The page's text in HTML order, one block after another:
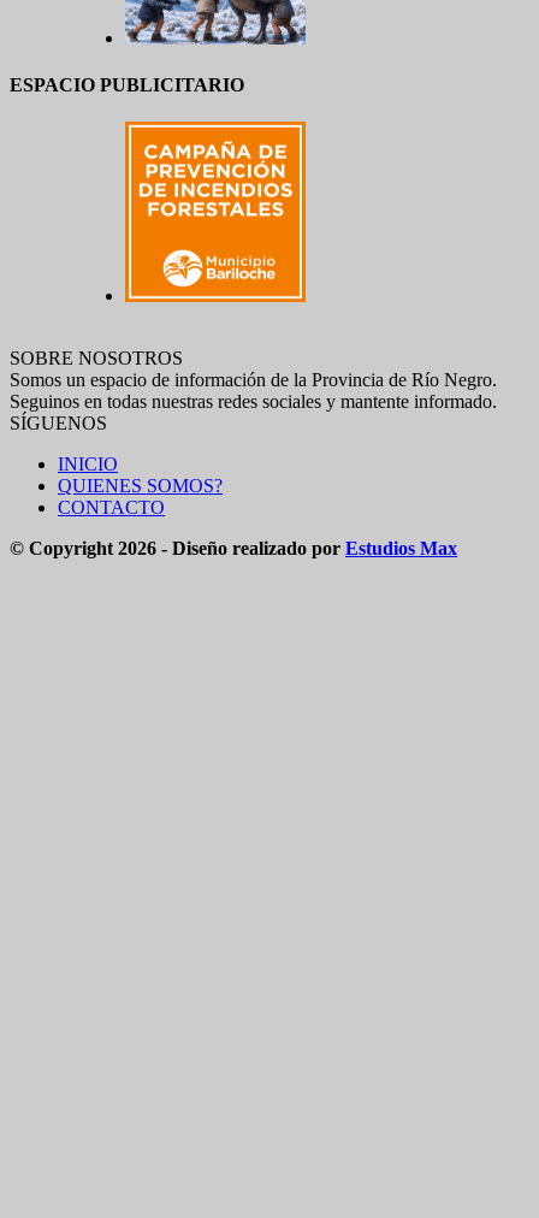
ESPACIO PUBLICITARIO
SOBRE NOSOTROS
Somos un espacio de información de la Provincia de Río Negro.
Seguinos en todas nuestras redes sociales y mantente informado.
SÍGUENOS
INICIO
QUIENES SOMOS?
CONTACTO
© Copyright 2026 - Diseño realizado por Estudios Max